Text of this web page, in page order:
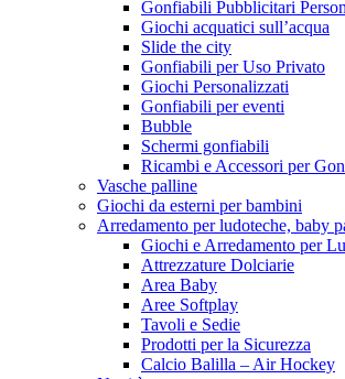
Gonfiabili Pubblicitari
Giochi acquatici sull’acqua
Slide the city
Gonfiabili per Uso Privato
Giochi Personalizzati
Gonfiabili per eventi
Bubble
Schermi gonfiabili
Ricambi e Accessori per
Vasche palline
Giochi da esterni per bambini
Arredamento per ludoteche, baby
Giochi e Arredamento per
Attrezzature Dolciarie
Area Baby
Aree Softplay
Tavoli e Sedie
Prodotti per la Sicurezza
Calcio Balilla – Air Hockey